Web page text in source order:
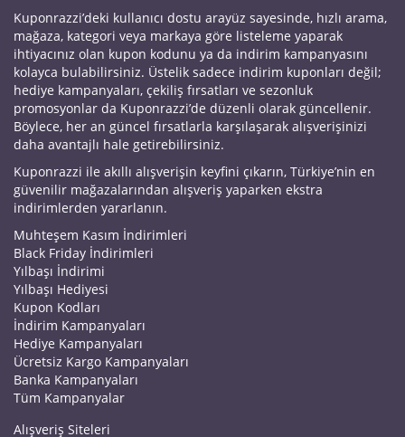
Kuponrazzi’deki kullanıcı dostu arayüz sayesinde, hızlı arama,
mağaza, kategori veya markaya göre listeleme yaparak
ihtiyacınız olan kupon kodunu ya da indirim kampanyasını
kolayca bulabilirsiniz. Üstelik sadece indirim kuponları değil;
hediye kampanyaları, çekiliş fırsatları ve sezonluk
promosyonlar da Kuponrazzi’de düzenli olarak güncellenir.
Böylece, her an güncel fırsatlarla karşılaşarak alışverişinizi
daha avantajlı hale getirebilirsiniz.
Kuponrazzi ile akıllı alışverişin keyfini çıkarın, Türkiye’nin en
güvenilir mağazalarından alışveriş yaparken ekstra
indirimlerden yararlanın.
Muhteşem Kasım İndirimleri
Black Friday İndirimleri
Yılbaşı İndirimi
Yılbaşı Hediyesi
Kupon Kodları
İndirim Kampanyaları
Hediye Kampanyaları
Ücretsiz Kargo Kampanyaları
Banka Kampanyaları
Tüm Kampanyalar
Alışveriş Siteleri